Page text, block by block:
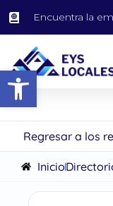
Abrir barra de
Encuentra la
Regresar a los
Inicio